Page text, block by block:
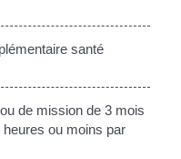
santé
de mission de 3 mois
ou moins par